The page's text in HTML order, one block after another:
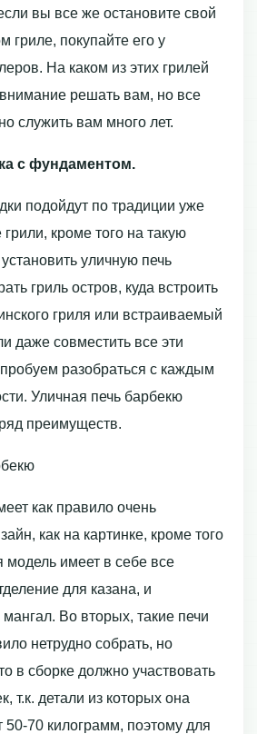
вы все же остановите свой
гриле, покупайте его у
На каком из этих грилей
решать вам, но все
служить вам много лет.
с фундаментом.
подойдут по традиции уже
кроме того на такую
уличную печь
гриль остров, куда встроить
гриля или встраиваемый
даже совместить все эти
разобраться с каждым
Уличная печь барбекю
преимуществ.
как правило очень
как на картинке, кроме того
модель имеет в себе все
для казана, и
Во вторых, такие печи
нетрудно собрать, но
в сборке должно участвовать
т.к. детали из которых она
50-70 килограмм, поэтому для